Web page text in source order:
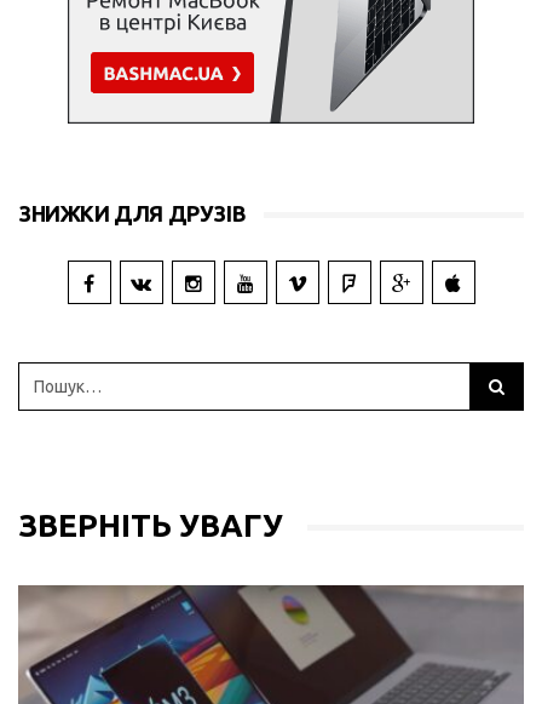
ЗНИЖКИ ДЛЯ ДРУЗІВ
ЗВЕРНІТЬ УВАГУ